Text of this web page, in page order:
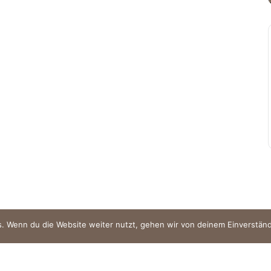
Wenn du die Website weiter nutzt, gehen wir von deinem